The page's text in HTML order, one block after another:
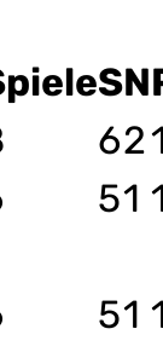
SN
62
51
51